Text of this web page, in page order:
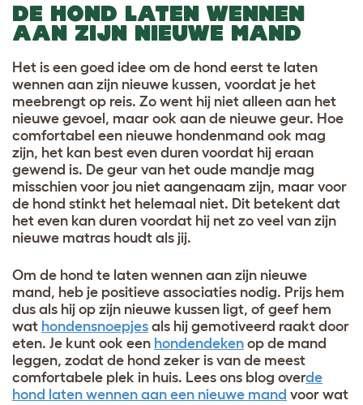
DE HOND LATEN WENNEN
AAN ZIJN NIEUWE MAND
Het is een goed idee om de hond eerst te laten
wennen aan zijn nieuwe kussen, voordat je het
meebrengt op reis. Zo went hij niet alleen aan het
nieuwe gevoel, maar ook aan de nieuwe geur. Hoe
comfortabel een nieuwe hondenmand ook mag
zijn, het kan best even duren voordat hij eraan
gewend is. De geur van het oude mandje mag
misschien voor jou niet aangenaam zijn, maar voor
de hond stinkt het helemaal niet. Dit betekent dat
het even kan duren voordat hij net zo veel van zijn
nieuwe matras houdt als jij.
Om de hond te laten wennen aan zijn nieuwe
mand, heb je positieve associaties nodig. Prijs hem
dus als hij op zijn nieuwe kussen ligt, of geef hem
wat hondensnoepjes als hij gemotiveerd raakt door
eten. Je kunt ook een hondendeken op de mand
leggen, zodat de hond zeker is van de meest
comfortabele plek in huis. Lees ons blog overde
hond laten wennen aan een nieuwe mand voor wat